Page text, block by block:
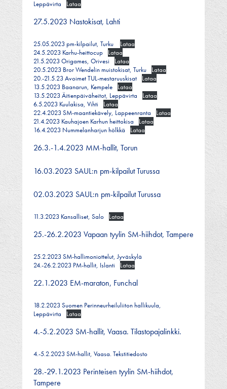
Leppävirta Lataa
27.5.2023 Nastokisat, Lahti
25.05.2023 pm-kilpailut, Turku
Lataa
24.5.2023 Karhu-heittocup
Lataa
21.5.2023 Origames, Orivesi
Lataa
20.5.2023 Bror Wendelin muistokisat, Turku
Lataa
20.-21.5.23 Avoimet TUL-mestaruuskisat
Lataa
13.5.2023 Baanarun, Kempele
Lataa
13.5.2023 Äitienpäiväheitot, Leppävirta
Lataa
6.5.2023 Kuulakisa, Vihti
Lataa
22.4.2023 SM-maantiekävely, Lappeenranta
Lataa
21.4.2023 Kauhajoen Karhun heittokisa
Lataa
16.4.2023 Nummelanharjun hölkkä
Lataa
26.3.-1.4.2023 MM-hallit, Torun
16.03.2023 SAUL:n pm-kilpailut Turussa
02.03.2023 SAUL:n pm-kilpailut Turussa
11.3.2023 Kansalliset, Salo Lataa
25.-26.2.2023 Vapaan tyylin SM-hiihdot, Tampere
25.2.2023 SM-hallimoniottelut, Jyväskylä
24.-26.2.2023 PM-hallit, Islanti
Lataa
22.1.2023 EM-maraton, Funchal
18.2.2023 Suomen Perinneurheiluliiton hallikuula,
Leppävirta
Lataa
4.-5.2.2023 SM-hallit, Vaasa. Tilastopajalinkki.
4.-5.2.2023 SM-hallit, Vaasa. Tekstitiedosto
28.-29.1.2023 Perinteisen tyylin SM-hiihdot,
Tampere